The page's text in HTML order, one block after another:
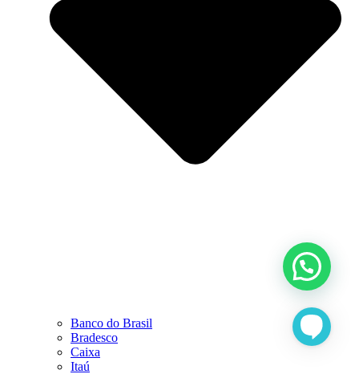
Banco do Brasil
Bradesco
Caixa
Itaú